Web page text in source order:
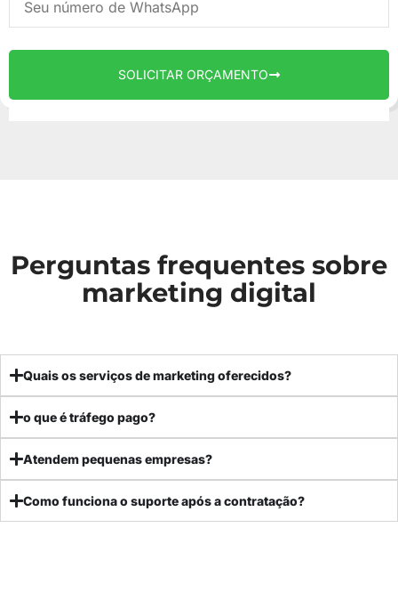
SOLICITAR ORÇAMENTO
Perguntas frequentes sobre
marketing digital
Quais os serviços de marketing oferecidos?
o que é tráfego pago?
Atendem pequenas empresas?
Como funciona o suporte após a contratação?